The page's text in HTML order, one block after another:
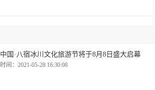
中国·八宿冰川文化旅游节将于8月8日盛大启幕
时间：2021-05-28 16:30:08